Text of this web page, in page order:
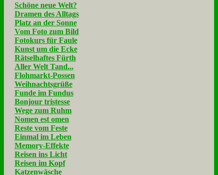
Schöne neue Welt?
Dramen des Alltags
Platz an der Sonne
Vom Foto zum Bild
Fotokurs für Faule
Kunst um die Ecke
Rätselhaftes Fürth
Aller Welt Tand...
Flohmarkt-Possen
Weihnachtsgrüße
Funde im Fundus
Bonjour tristesse
Wege zum Ruhm
Nomen est omen
Reste vom Feste
Einmal im Leben
Memory-Effekte
Reisen ins Licht
Reisen im Kopf
Katzenwäsche